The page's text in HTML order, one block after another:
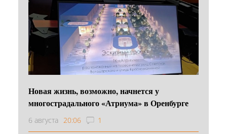
Новая жизнь, возможно, начнется у
многострадального «Атриума» в Оренбурге
6 августа 20:06 1